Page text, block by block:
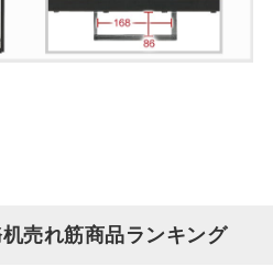
売れ筋商品ランキング